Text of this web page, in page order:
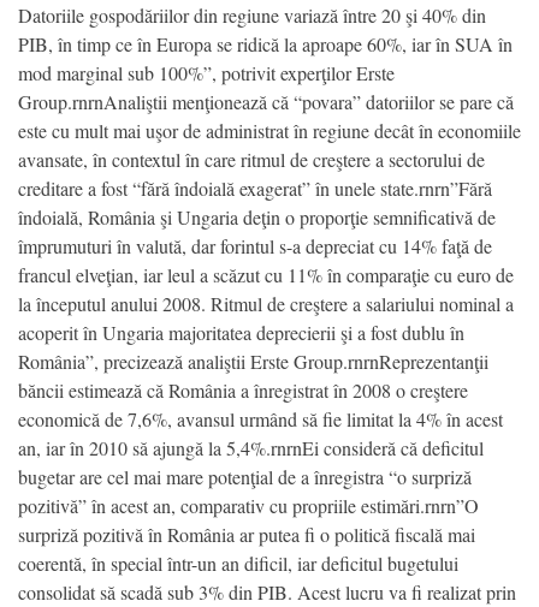
Datoriile gospodăriilor din regiune variază între 20 şi 40% din
PIB, în timp ce în Europa se ridică la aproape 60%, iar în SUA în
mod marginal sub 100%”, potrivit experţilor Erste
Group.rnrnAnaliştii menţionează că “povara” datoriilor se pare că
este cu mult mai uşor de administrat în regiune decât în economiile
avansate, în contextul în care ritmul de creştere a sectorului de
creditare a fost “fără îndoială exagerat” în unele state.rnrn”Fără
îndoială, România şi Ungaria deţin o proporţie semnificativă de
împrumuturi în valută, dar forintul s-a depreciat cu 14% faţă de
francul elveţian, iar leul a scăzut cu 11% în comparaţie cu euro de
la începutul anului 2008. Ritmul de creştere a salariului nominal a
acoperit în Ungaria majoritatea deprecierii şi a fost dublu în
România”, precizează analiştii Erste Group.rnrnReprezentanţii
băncii estimează că România a înregistrat în 2008 o creştere
economică de 7,6%, avansul urmând să fie limitat la 4% în acest
an, iar în 2010 să ajungă la 5,4%.rnrnEi consideră că deficitul
bugetar are cel mai mare potenţial de a înregistra “o surpriză
pozitivă” în acest an, comparativ cu propriile estimări.rnrn”O
surpriză pozitivă în România ar putea fi o politică fiscală mai
coerentă, în special într-un an dificil, iar deficitul bugetului
consolidat să scadă sub 3% din PIB. Acest lucru va fi realizat prin